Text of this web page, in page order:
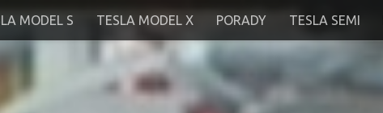
MODEL S TESLA MODEL X PORADY TESLA SEMI